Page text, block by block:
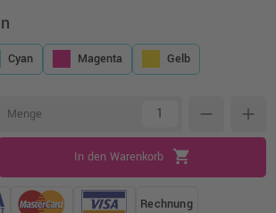
Cyan Magenta Gelb
Menge remove add
In den Warenkorb shopping_cart
Rechnung